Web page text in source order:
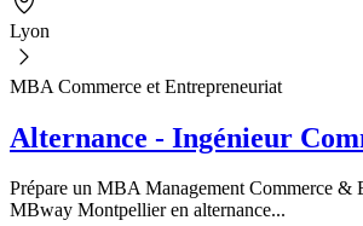
Lyon
MBA Commerce et Entrepreneuriat
Alternance - Ingénieur
Prépare un MBA Management Commerce &
MBway Montpellier en alternance...